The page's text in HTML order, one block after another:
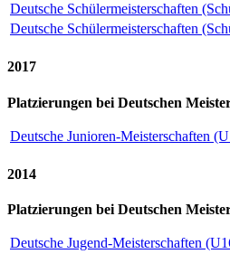
Deutsche Schülermeisterschaften
Deutsche Schülermeisterschaften
2017
Platzierungen bei Deutschen
Deutsche Junioren-Meisterschaften
2014
Platzierungen bei Deutschen
Deutsche Jugend-Meisterschaften